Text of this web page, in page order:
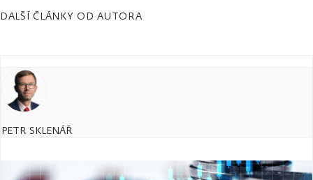
DALŠÍ ČLÁNKY OD AUTORA
PETR SKLENÁŘ